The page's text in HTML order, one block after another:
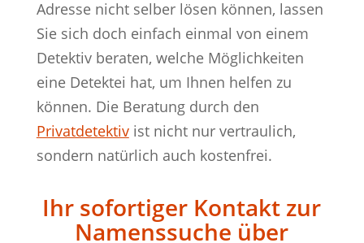
Adresse nicht selber lösen können, lassen
Sie sich doch einfach einmal von einem
Detektiv beraten, welche Möglichkeiten
eine Detektei hat, um Ihnen helfen zu
können. Die Beratung durch den
Privatdetektivist nicht nur vertraulich,
sondern natürlich auch kostenfrei.
Ihr sofortiger Kontakt zur
Namenssuche über